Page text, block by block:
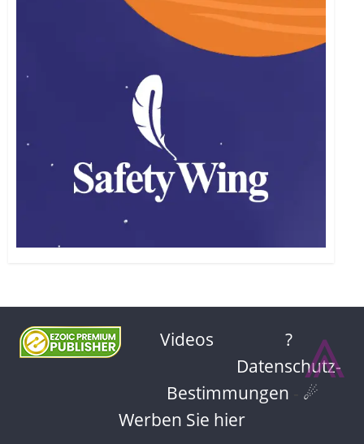
Videos
?
Datenschutz-
Bestimmungen
☄
Werben Sie hier
⩓